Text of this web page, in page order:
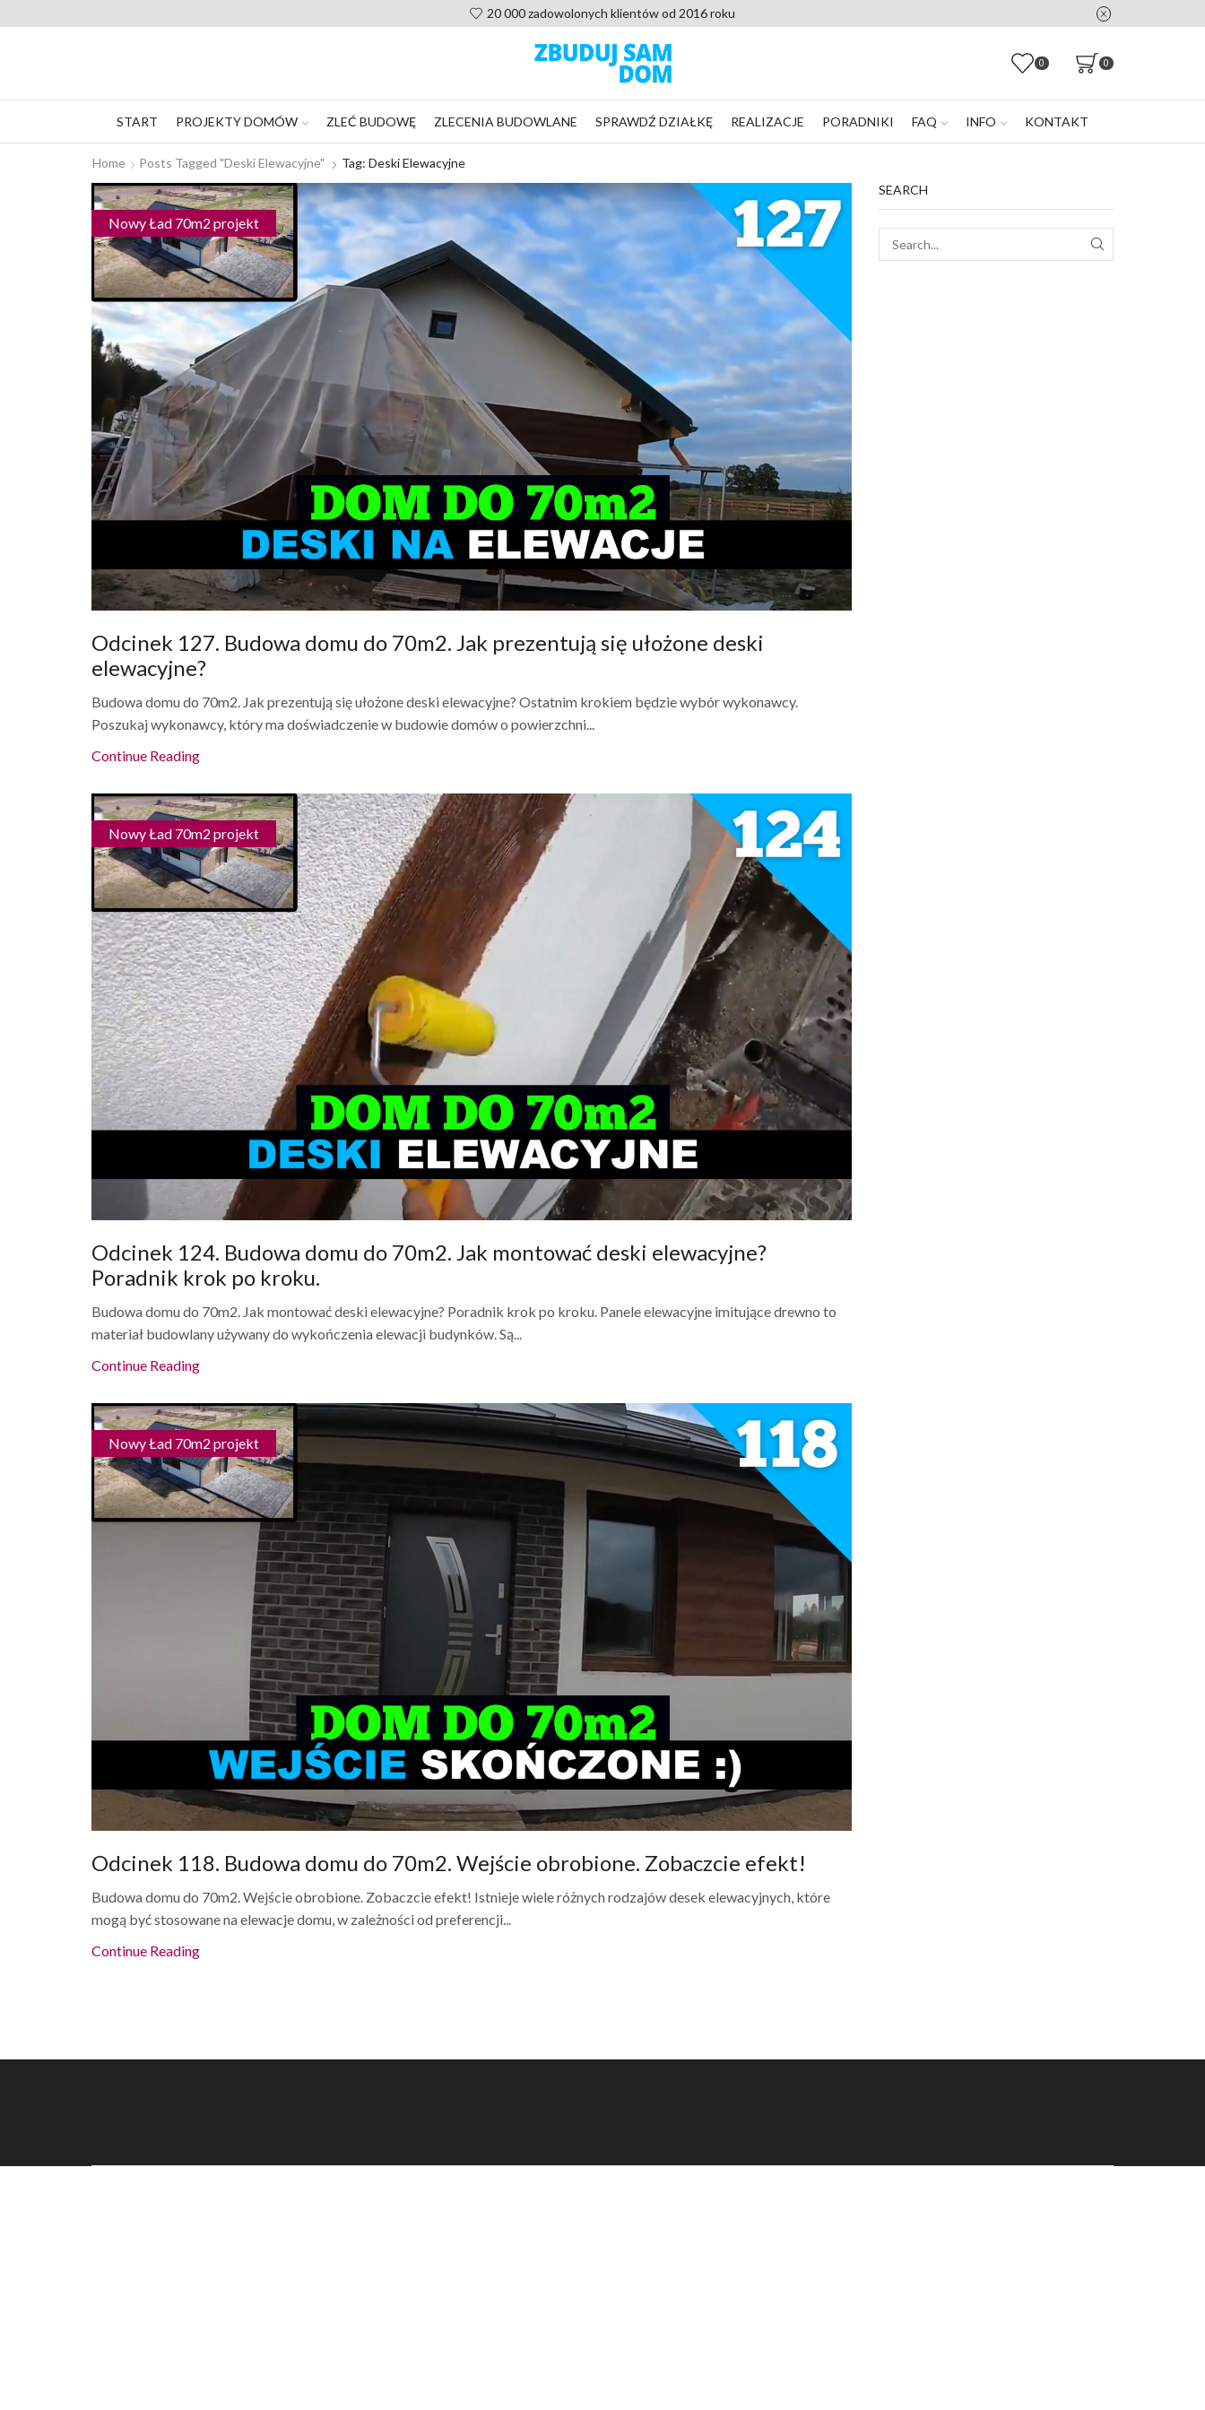
Pomoc po zakupie projektu, nie zostaniesz sam
0 0
START PROJEKTY DOMÓW ZLEĆ BUDOWĘ ZLECENIA BUDOWLANE SPRAWDŹ DZIAŁKĘ REALIZACJE PORADNIKI FAQ INFO KONTAKT
Home Posts Tagged "deski Elewacyjne" Tag: Deski Elewacyjne
Nowy Ład 70m2 projekt
Odcinek 127. Budowa domu do 70m2. Jak prezentują się ułożone deski
elewacyjne?
Budowa domu do 70m2. Jak prezentują się ułożone deski elewacyjne? Ostatnim krokiem będzie wybór wykonawcy.
Poszukaj wykonawcy, który ma doświadczenie w budowie domów o powierzchni...
Continue Reading
Nowy Ład 70m2 projekt
Odcinek 124. Budowa domu do 70m2. Jak montować deski elewacyjne?
Poradnik krok po kroku.
Budowa domu do 70m2. Jak montować deski elewacyjne? Poradnik krok po kroku. Panele elewacyjne imitujące drewno to
materiał budowlany używany do wykończenia elewacji budynków. Są...
Continue Reading
Nowy Ład 70m2 projekt
Odcinek 118. Budowa domu do 70m2. Wejście obrobione. Zobaczcie efekt!
Budowa domu do 70m2. Wejście obrobione. Zobaczcie efekt! Istnieje wiele różnych rodzajów desek elewacyjnych, które
mogą być stosowane na elewacje domu, w zależności od preferencji...
Continue Reading
SEARCH
SEARCH